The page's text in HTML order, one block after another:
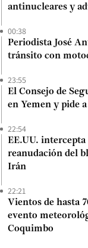
antinucleares y
00:38
Periodista José
tránsito con
23:55
El Consejo de
en Yemen y pide
22:54
EE.UU. intercepta
reanudación del
Irán
22:21
Vientos de hasta
evento
Coquimbo